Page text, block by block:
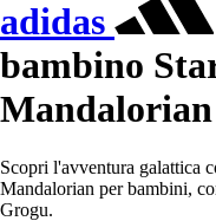
adidas
bambino
Mandalorian
Scopri l'avventura galattica
Mandalorian per bambini,
Grogu.